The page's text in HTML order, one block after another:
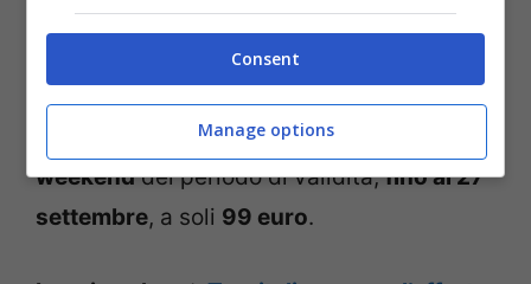
L’offertaEstate Insiemeconsente di
4 weekend consecutivi
Estate Insieme XLsi può viaggiare
weekenddel periodo di validità,fino al 27
settembre, a soli 99 euro.
Consent
Manage options